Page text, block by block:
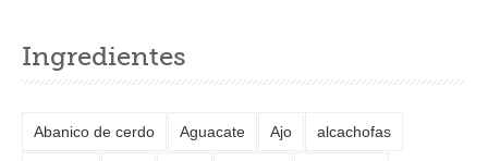
Ingredientes
Abanico de cerdo Aguacate Ajo alcachofas